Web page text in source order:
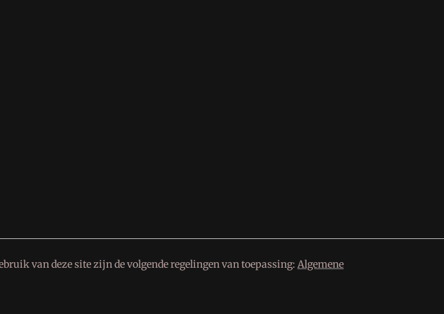
van deze site zijn de volgende regelingen van toepassing: Algemene